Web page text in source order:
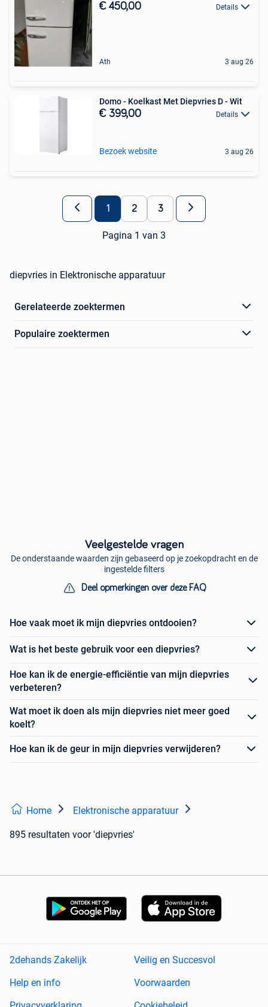
€ 450,00 Details
Ath 3 aug 26
Domo - Koelkast Met Diepvries D - Wit
€ 399,00 Details
Bezoek website 3 aug 26
1 2 3
Pagina 1 van 3
diepvries in Elektronische apparatuur
Gerelateerde zoektermen
Populaire zoektermen
Veelgestelde vragen
De onderstaande waarden zijn gebaseerd op je zoekopdracht en de
ingestelde filters
Deel opmerkingen over deze FAQ
Hoe vaak moet ik mijn diepvries ontdooien?
Wat is het beste gebruik voor een diepvries?
Hoe kan ik de energie-efficiëntie van mijn diepvries
verbeteren?
Wat moet ik doen als mijn diepvries niet meer goed
koelt?
Hoe kan ik de geur in mijn diepvries verwijderen?
Home Elektronische apparatuur
895 resultaten voor 'diepvries'
2dehands Zakelijk
Veilig en Succesvol
Help en info
Voorwaarden